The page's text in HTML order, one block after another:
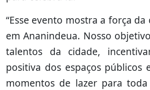
“Esse evento mostra a força
em Ananindeua. Nosso
talentos da cidade,
positiva dos espaços públicos
momentos de lazer para